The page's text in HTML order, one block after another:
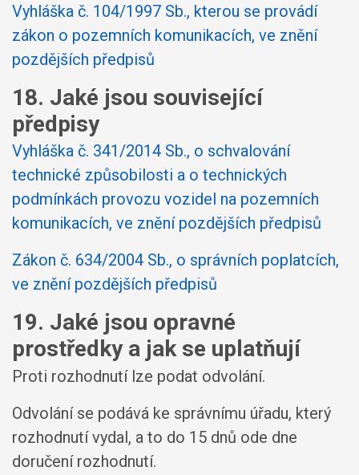
Vyhláška č. 104/1997 Sb., kterou se provádí
zákon o pozemních komunikacích, ve znění
pozdějších předpisů
18. Jaké jsou související
předpisy
Vyhláška č. 341/2014 Sb., o schvalování
technické způsobilosti a o technických
podmínkách provozu vozidel na pozemních
komunikacích, ve znění pozdějších předpisů
Zákon č. 634/2004 Sb., o správních poplatcích,
ve znění pozdějších předpisů
19. Jaké jsou opravné
prostředky a jak se uplatňují
Proti rozhodnutí lze podat odvolání.
Odvolání se podává ke správnímu úřadu, který
rozhodnutí vydal, a to do 15 dnů ode dne
doručení rozhodnutí.